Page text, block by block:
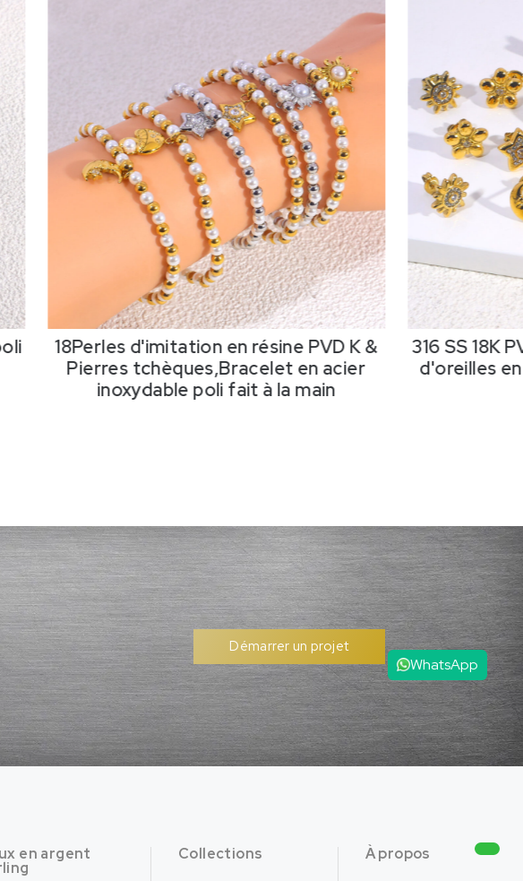
18Perles d'imitation en résine PVD K &
Pierres tchèques,Bracelet en acier
inoxydable poli fait à la main
316
SS 18K PVD
d'oreilles en
Démarrer un projet
en argent Collections À propos
WhatsApp